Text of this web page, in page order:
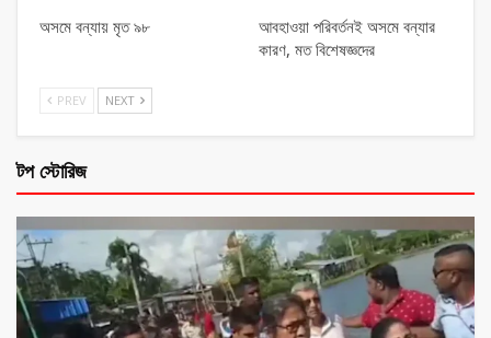
অসমে বন্যায় মৃত ৯৮
আবহাওয়া পরিবর্তনই অসমে বন্যার
কারণ, মত বিশেষজ্ঞদের
PREV NEXT
টপ স্টোরিজ